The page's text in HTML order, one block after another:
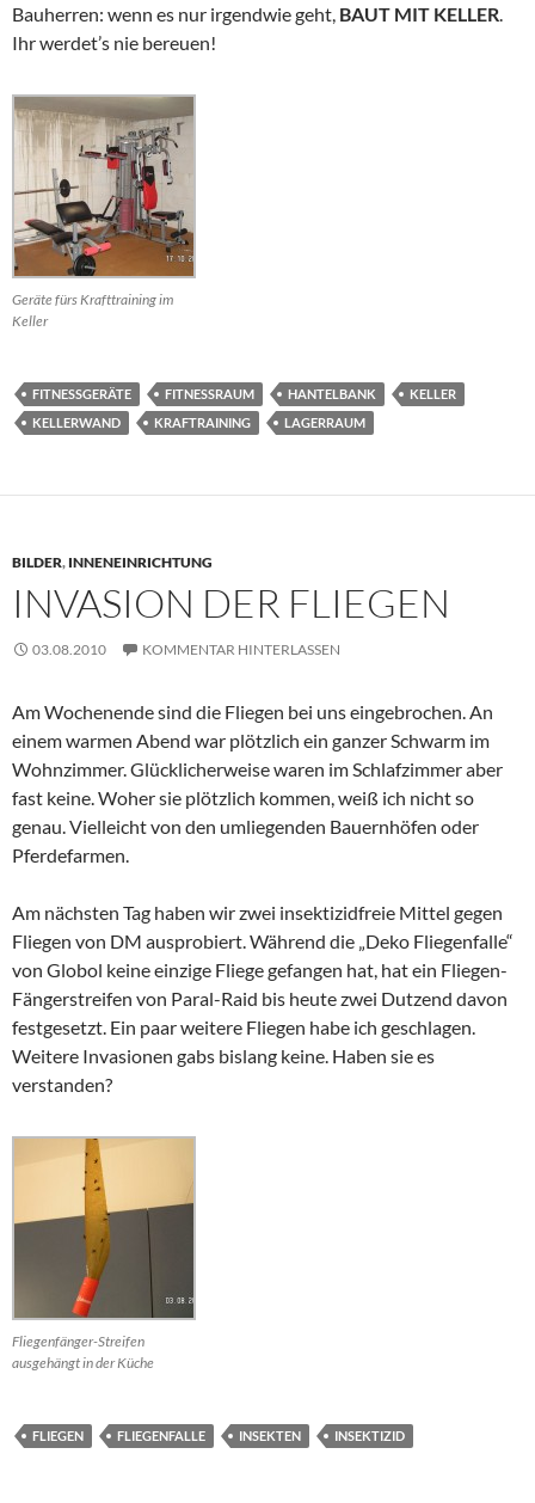
Bauherren: wenn es nur irgendwie geht, BAUT MIT KELLER.
Ihr werdet’s nie bereuen!
Geräte fürs Krafttraining im
Keller
FITNESSGERÄTE FITNESSRAUM HANTELBANK
KELLER
KELLERWAND
KRAFTRAINING LAGERRAUM
BILDER, INNENEINRICHTUNG
INVASION DER FLIEGEN
03.08.2010 KOMMENTAR HINTERLASSEN
Am Wochenende sind die Fliegen bei uns eingebrochen. An
einem warmen Abend war plötzlich ein ganzer Schwarm im
Wohnzimmer. Glücklicherweise waren im Schlafzimmer aber
fast keine. Woher sie plötzlich kommen, weiß ich nicht so
genau. Vielleicht von den umliegenden Bauernhöfen oder
Pferdefarmen.
Am nächsten Tag haben wir zwei insektizidfreie Mittel gegen
Fliegen von DM ausprobiert. Während die „Deko Fliegenfalle“
von Globol keine einzige Fliege gefangen hat, hat ein Fliegen-
Fängerstreifen von Paral-Raid bis heute zwei Dutzend davon
festgesetzt. Ein paar weitere Fliegen habe ich geschlagen.
Weitere Invasionen gabs bislang keine. Haben sie es
verstanden?
Fliegenfänger-Streifen
ausgehängt in der Küche
FLIEGEN FLIEGENFALLE INSEKTEN INSEKTIZID